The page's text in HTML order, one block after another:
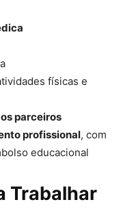
físicas e
parceiros
profissional, com
educacional
Trabalhar